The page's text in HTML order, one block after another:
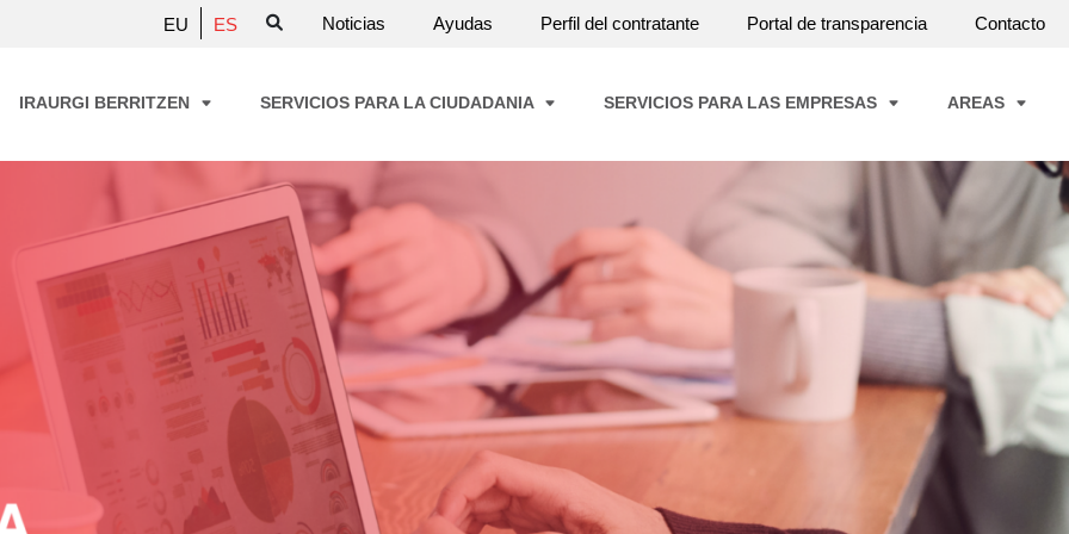
EU ES Noticias Ayudas Perfil del contratante Portal de transparencia Contacto
IRAURGI BERRITZEN SERVICIOS PARA LA CIUDADANIA SERVICIOS PARA LAS EMPRESAS AREAS